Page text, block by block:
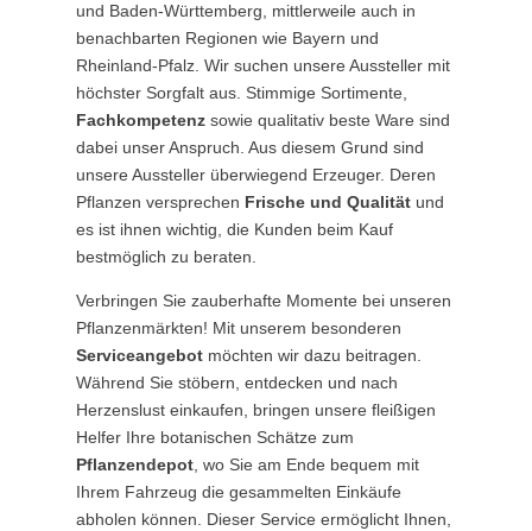
und Baden-Württemberg, mittlerweile auch in
benachbarten Regionen wie Bayern und
Rheinland-Pfalz. Wir suchen unsere Aussteller mit
höchster Sorgfalt aus. Stimmige Sortimente,
Fachkompetenz sowie qualitativ beste Ware sind
dabei unser Anspruch. Aus diesem Grund sind
unsere Aussteller überwiegend Erzeuger. Deren
Pflanzen versprechen Frische und Qualität und
es ist ihnen wichtig, die Kunden beim Kauf
bestmöglich zu beraten.
Verbringen Sie zauberhafte Momente bei unseren
Pflanzenmärkten! Mit unserem besonderen
Serviceangebot möchten wir dazu beitragen.
Während Sie stöbern, entdecken und nach
Herzenslust einkaufen, bringen unsere fleißigen
Helfer Ihre botanischen Schätze zum
Pflanzendepot, wo Sie am Ende bequem mit
Ihrem Fahrzeug die gesammelten Einkäufe
abholen können. Dieser Service ermöglicht Ihnen,